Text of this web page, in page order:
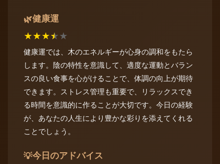
🌿健康運
★★★★★
健康運では、木のエネルギーが心身の調和をもたら
します。陰の特性を意識して、適度な運動とバラン
スの良い食事を心がけることで、体調の向上が期待
できます。ストレス管理も重要で、リラックスでき
る時間を意識的に作ることが大切です。今日の経験
が、あなたの人生により豊かな彩りを添えてくれる
ことでしょう。
💡今日のアドバイス